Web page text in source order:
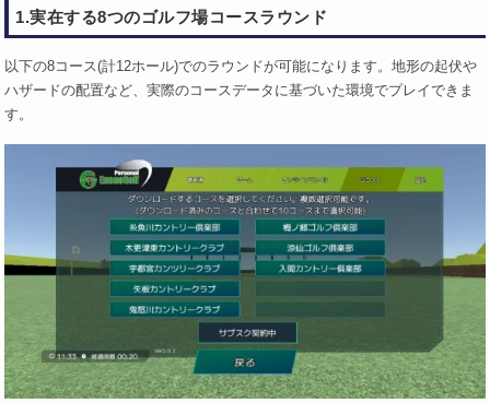
1.実在する8つのゴルフ場コースラウンド
以下の8コース(計12ホール)でのラウンドが可能になります。地形の起伏や
ハザードの配置など、実際のコースデータに基づいた環境でプレイできま
す。